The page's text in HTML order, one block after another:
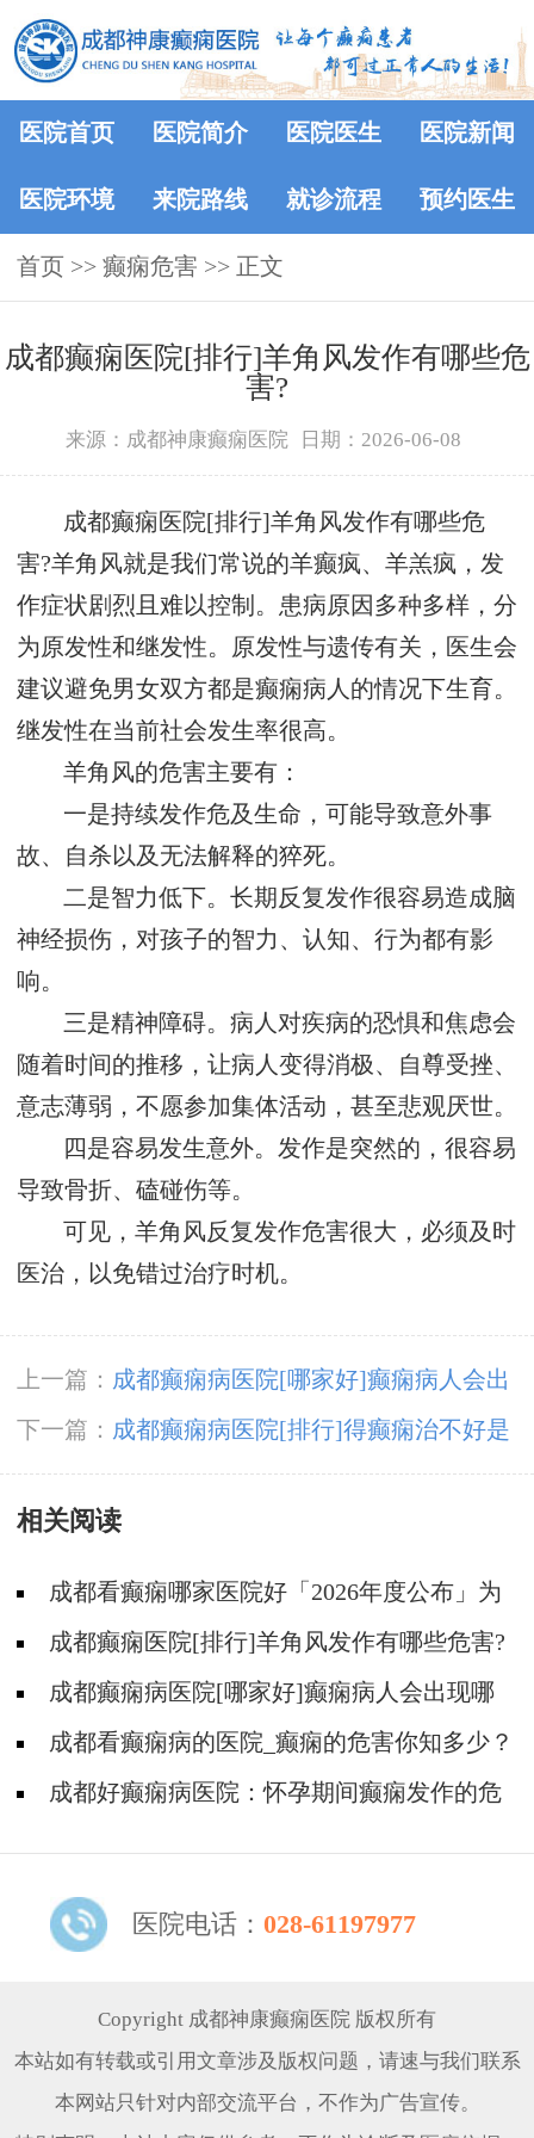
医院首页 医院简介 医院医生 医院新闻
医院环境 来院路线 就诊流程 预约医生
首页 >> 癫痫危害 >> 正文
成都癫痫医院[排行]羊角风发作有哪些危
害?
来源：成都神康癫痫医院 日期：2026-06-08
成都癫痫医院[排行]羊角风发作有哪些危
害?羊角风就是我们常说的羊癫疯、羊羔疯，发
作症状剧烈且难以控制。患病原因多种多样，分
为原发性和继发性。原发性与遗传有关，医生会
建议避免男女双方都是癫痫病人的情况下生育。
继发性在当前社会发生率很高。
羊角风的危害主要有：
一是持续发作危及生命，可能导致意外事
故、自杀以及无法解释的猝死。
二是智力低下。长期反复发作很容易造成脑
神经损伤，对孩子的智力、认知、行为都有影
响。
三是精神障碍。病人对疾病的恐惧和焦虑会
随着时间的推移，让病人变得消极、自尊受挫、
意志薄弱，不愿参加集体活动，甚至悲观厌世。
四是容易发生意外。发作是突然的，很容易
导致骨折、磕碰伤等。
可见，羊角风反复发作危害很大，必须及时
医治，以免错过治疗时机。
上一篇： 成都癫痫病医院[哪家好]癫痫病人会出
现哪些异常?
下一篇： 成都癫痫病医院[排行]得癫痫治不好是
为什么?
相关阅读
成都看癫痫哪家医院好「2026年度公布」为
什么有癫痫的病人容易猝死?
成都癫痫医院[排行]羊角风发作有哪些危害?
成都癫痫病医院[哪家好]癫痫病人会出现哪
些异常?
成都看癫痫病的医院_癫痫的危害你知多少？
成都好癫痫病医院：怀孕期间癫痫发作的危
医院电话： 028-61197977
Copyright 成都神康癫痫医院 版权所有
本站如有转载或引用文章涉及版权问题，请速与我们联系
本网站只针对内部交流平台，不作为广告宣传。